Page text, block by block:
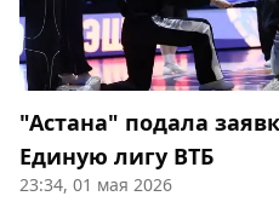
"Астана" подала
Единую лигу ВТБ
23:34, 01 мая 2026